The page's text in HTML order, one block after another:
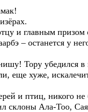
и главным
– останется у
Тору убедился в
еще хуже,
и птиц, никого
склоны Ала-Тоо,